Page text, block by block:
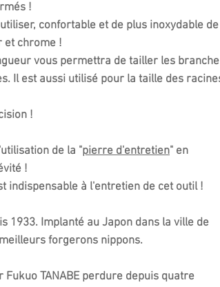
!
confortable et de plus inoxydable de
et chrome !
vous permettra de tailler les
Il est aussi utilisé pour la taille des
!
de la "pierre d'entretien" en
!
indispensable à l'entretien de cet outil !
1933. Implanté au Japon dans la ville de
forgerons nippons.
Fukuo TANABE perdure depuis quatre